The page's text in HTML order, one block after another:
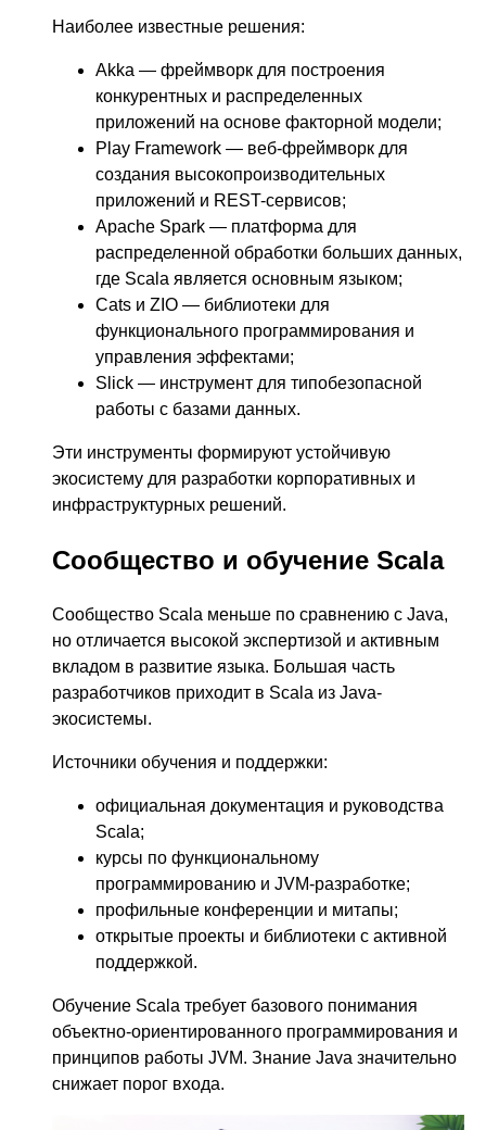
Наиболее известные решения:
Akka — фреймворк для построения
конкурентных и распределенных
приложений на основе факторной модели;
Play Framework — веб-фреймворк для
создания высокопроизводительных
приложений и REST-сервисов;
Apache Spark — платформа для
распределенной обработки больших данных,
где Scala является основным языком;
Cats и ZIO — библиотеки для
функционального программирования и
управления эффектами;
Slick — инструмент для типобезопасной
работы с базами данных.
Эти инструменты формируют устойчивую
экосистему для разработки корпоративных и
инфраструктурных решений.
Сообщество и обучение Scala
Сообщество Scala меньше по сравнению с Java,
но отличается высокой экспертизой и активным
вкладом в развитие языка. Большая часть
разработчиков приходит в Scala из Java-
экосистемы.
Источники обучения и поддержки:
официальная документация и руководства
Scala;
курсы по функциональному
программированию и JVM-разработке;
профильные конференции и митапы;
открытые проекты и библиотеки с активной
поддержкой.
Обучение Scala требует базового понимания
объектно-ориентированного программирования и
принципов работы JVM. Знание Java значительно
снижает порог входа.